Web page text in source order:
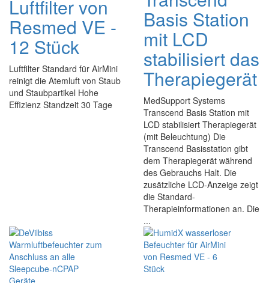
Luftfilter von
Resmed VE -
12 Stück
Luftfilter Standard für AirMini
reinigt die Atemluft von Staub
und Staubpartikel Hohe
Effizienz Standzeit 30 Tage
Basis Station
mit LCD
stabilisiert das
Therapiegerät
MedSupport Systems
Transcend Basis Station mit
LCD stabilisiert Therapiegerät
(mit Beleuchtung) Die
Transcend Basisstation gibt
dem Therapiegerät während
des Gebrauchs Halt. Die
zusätzliche LCD-Anzeige zeigt
die Standard-
Therapieinformationen an. Die
...